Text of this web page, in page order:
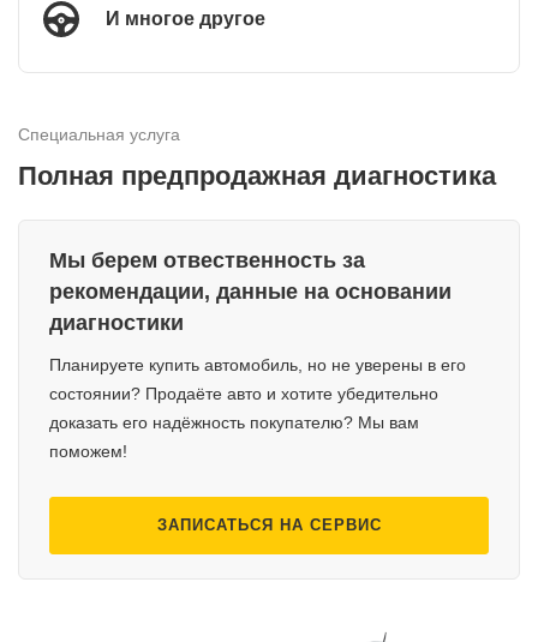
И многое другое
Специальная услуга
Полная предпродажная диагностика
Мы берем отвественность за
рекомендации, данные на основании
диагностики
Планируете купить автомобиль, но не уверены в его
состоянии? Продаёте авто и хотите убедительно
доказать его надёжность покупателю? Мы вам
поможем!
ЗАПИСАТЬСЯ НА СЕРВИС